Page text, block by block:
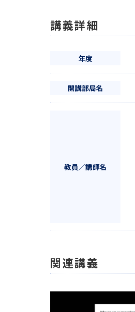
講義詳細
年度
開講部局名
教員／講師名
関連講義